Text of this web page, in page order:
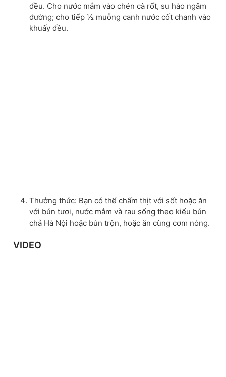
đều. Cho nước mắm vào chén cà rốt, su hào ngâm
đường; cho tiếp ½ muỗng canh nước cốt chanh vào
khuấy đều.
Thưởng thức: Bạn có thể chấm thịt với sốt hoặc ăn
với bún tươi, nước mắm và rau sống theo kiểu bún
chả Hà Nội hoặc bún trộn, hoặc ăn cùng cơm nóng.
VIDEO